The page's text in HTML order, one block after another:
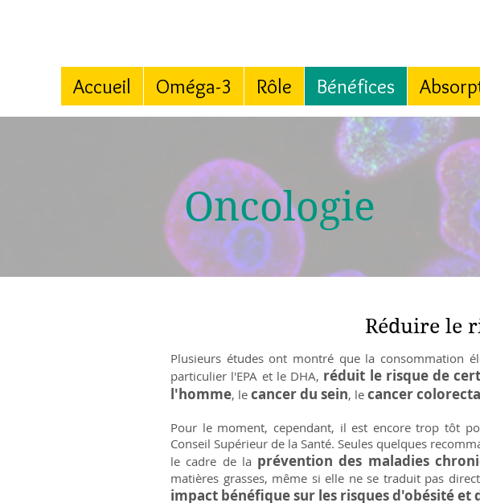
Accueil Oméga-3 Rôle Bénéfices
Oncologie
Réduire le
Plusieurs études ont montré que la consommation
particulier l'EPA et le DHA, réduit le risque de
l'homme, le cancer du sein, le cancer
Pour le moment, cependant, il est encore trop tôt
Conseil Supérieur de la Santé. Seules quelques
le cadre de la prévention des maladies
matières grasses, même si elle ne se traduit pas
impact bénéfique sur les risques d'obésité et